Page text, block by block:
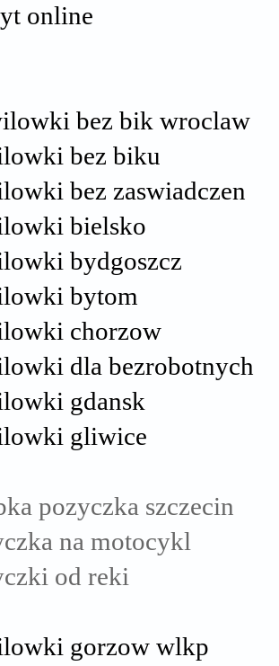
online
bez bik wroclaw
bez biku
bez zaswiadczen
bielsko
bydgoszcz
bytom
chorzow
dla bezrobotnych
gdansk
gliwice
pozyczka szczecin
na motocykl
od reki
gorzow wlkp